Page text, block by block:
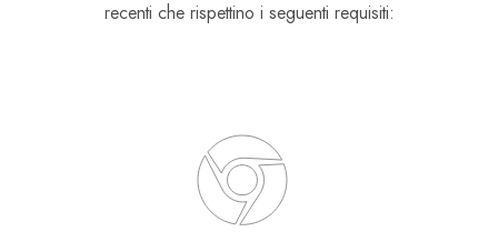
recenti che rispettino i seguenti requisiti: